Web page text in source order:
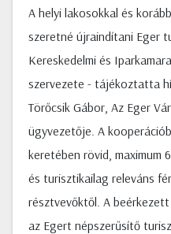
A helyi lakosokkal és
szeretné újraindítani Eger
Kereskedelmi és
szervezete - tájékoztatta
Törőcsik Gábor, Az Eger
ügyvezetője. A
keretében rövid, maximum
és turisztikailag releváns
résztvevőktől. A
az Egert népszerűsítő